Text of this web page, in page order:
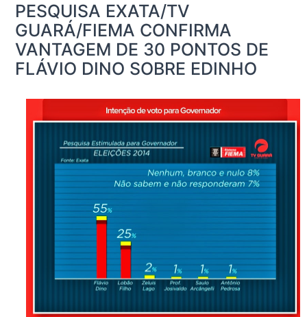
PESQUISA EXATA/TV
GUARÁ/FIEMA CONFIRMA
VANTAGEM DE 30 PONTOS DE
FLÁVIO DINO SOBRE EDINHO